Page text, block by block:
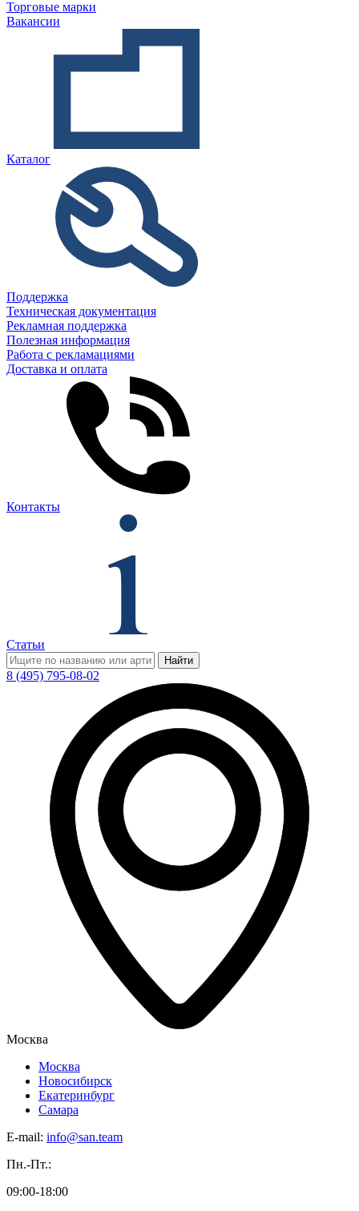
Торговые марки
Вакансии
Каталог
Поддержка
Техническая документация
Рекламная поддержка
Полезная информация
Работа с рекламациями
Доставка и оплата
Контакты
Статьи
Найти
8 (495) 795-08-02
Москва
Москва
Новосибирск
Екатеринбург
Самара
E-mail: info@san.team
Пн.-Пт.:
09:00-18:00